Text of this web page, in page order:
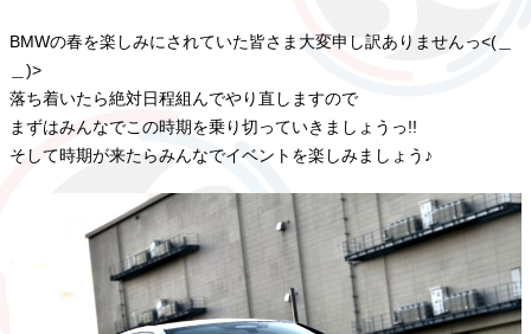
BMWの春を楽しみにされていた皆さま大変申し訳ありませんっ<(＿
＿)>
落ち着いたら絶対日程組んでやり直しますので
まずはみんなでこの時期を乗り切っていきましょうっ!!
そして時期が来たらみんなでイベントを楽しみましょう♪